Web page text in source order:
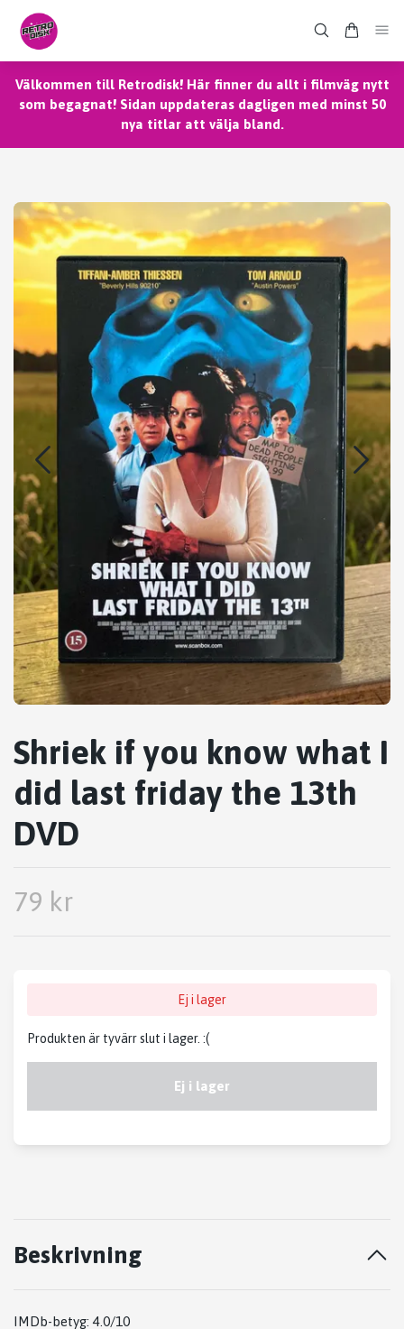
Välkommen till Retrodisk! Här finner du allt i filmväg nytt
som begagnat! Sidan uppdateras dagligen med minst 50
nya titlar att välja bland.
Shriek if you know what I
did last friday the 13th
DVD
79 kr
Ej i lager
Produkten är tyvärr slut i lager. :(
Ej i lager
Beskrivning
IMDb-betyg: 4.0/10